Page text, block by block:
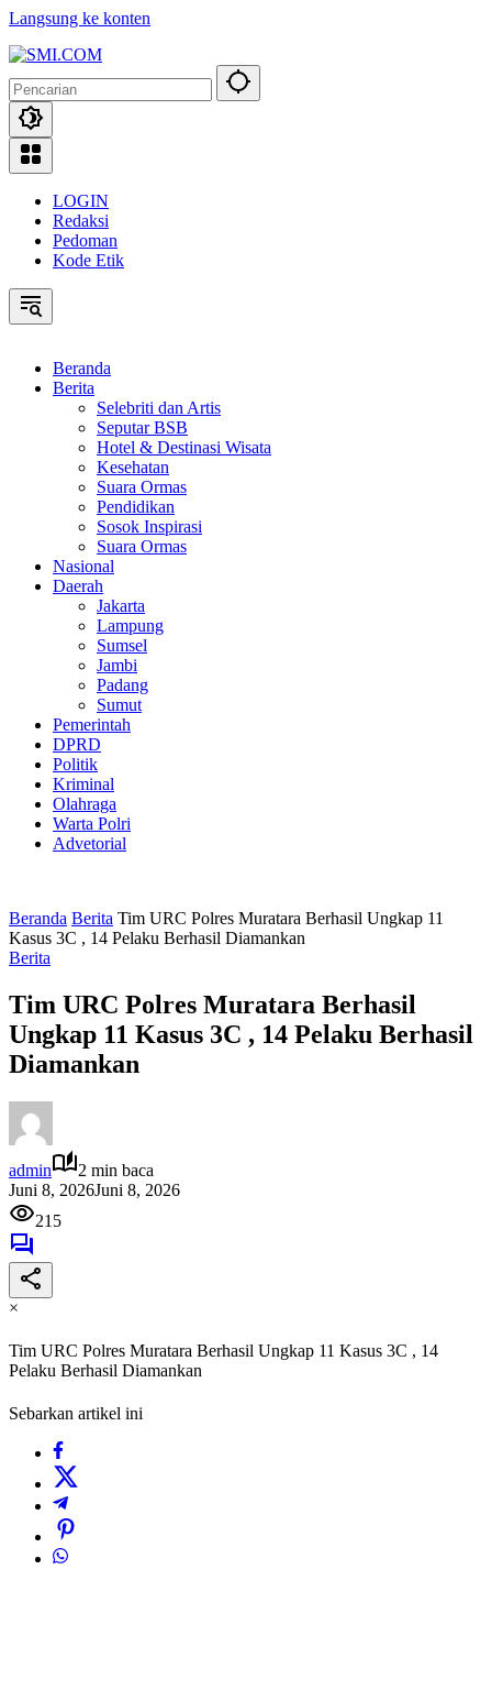
Langsung ke konten
LOGIN
Redaksi
Pedoman
Kode Etik
Beranda
Berita
Selebriti dan Artis
Seputar BSB
Hotel & Destinasi Wisata
Kesehatan
Suara Ormas
Pendidikan
Sosok Inspirasi
Suara Ormas
Nasional
Daerah
Jakarta
Lampung
Sumsel
Jambi
Padang
Sumut
Pemerintah
DPRD
Politik
Kriminal
Olahraga
Warta Polri
Advetorial
Beranda Berita Tim URC Polres Muratara Berhasil Ungkap 11
Kasus 3C , 14 Pelaku Berhasil Diamankan
Berita
Tim URC Polres Muratara Berhasil
Ungkap 11 Kasus 3C , 14 Pelaku Berhasil
Diamankan
admin
2 min baca
Juni 8, 2026Juni 8, 2026
215
×
Tim URC Polres Muratara Berhasil Ungkap 11 Kasus 3C , 14
Pelaku Berhasil Diamankan
Sebarkan artikel ini